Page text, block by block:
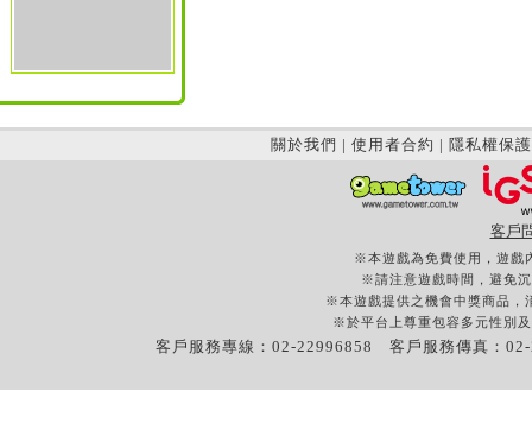
關於我們 | 使用者合約 | 隱私權保護
客戶
※本遊戲為免費使用，遊戲
※請注意遊戲時間，避免
※本遊戲提供之機會中獎商品，
※於平台上尊重包容多元性別
客戶服務專線：02-22996858 客戶服務傳真：